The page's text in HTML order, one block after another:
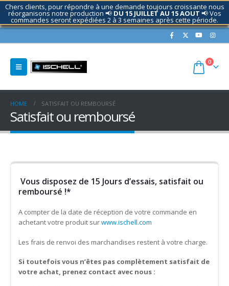
Chers clients, pour répondre à une demande toujours croissante nous
réorganisons notre production 📢 DU 15 JUILLET AU 15 AOUT 📢 Vos
commandes seront expédiées 2 à 3 semaines après cette période.
Contactez nous si nécessaire.
0
HOME SATISFAIT OU REMBOURSÉ
Satisfait ou remboursé
Vous disposez de 15 Jours d’essais, satisfait ou
remboursé !*
A compter de la date de réception de votre commande en
achetant votre produit surwww.ischell.com
Les frais de renvoi des marchandises restent à votre charge.
Si toutefois vous n’êtes pas complètement satisfait de
votre achat, prenez contact avec nous :